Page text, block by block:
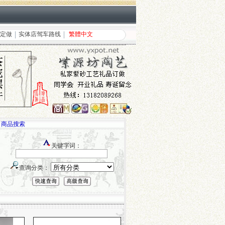
做 实体店驾车路线 繁體中文
商品搜索
关键字词：
查询分类：